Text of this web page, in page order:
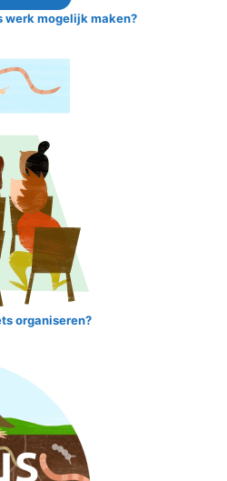
werk mogelijk maken?
organiseren?